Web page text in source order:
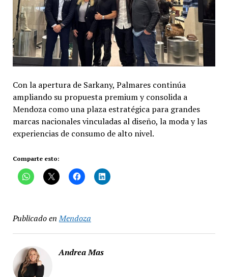
Con la apertura de Sarkany, Palmares continúa
ampliando su propuesta premium y consolida a
Mendoza como una plaza estratégica para grandes
marcas nacionales vinculadas al diseño, la moda y las
experiencias de consumo de alto nivel.
Comparte esto:
Publicado en Mendoza
Andrea Mas